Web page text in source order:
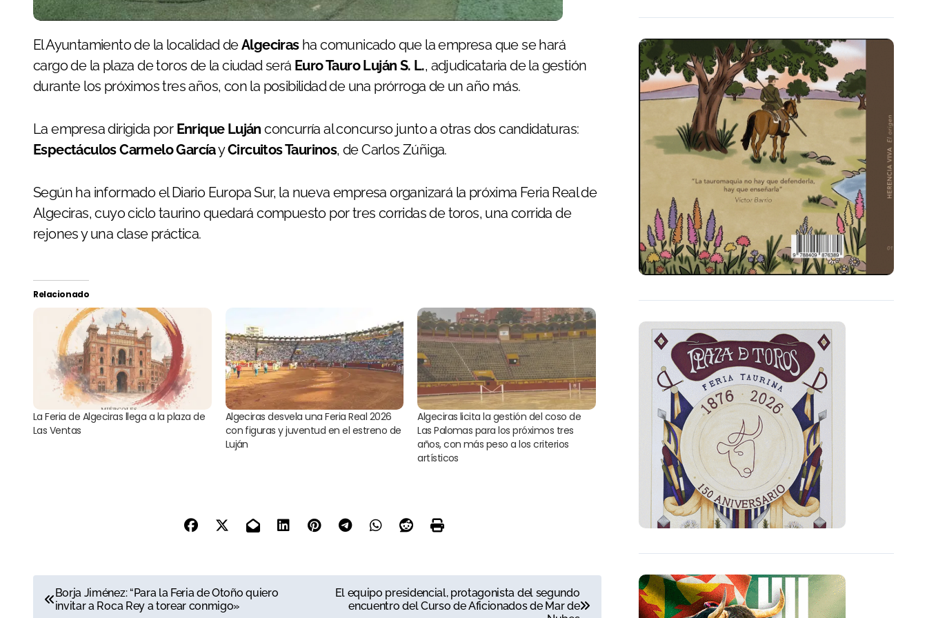
El Ayuntamiento de la localidad deAlgeciras ha comunicado que la empresa que se hará
cargo de la plaza de toros de la ciudad será Euro Tauro Luján S. L., adjudicataria de la gestión
durante los próximos tres años, con la posibilidad de una prórroga de un año más.
La empresa dirigida por Enrique Luján concurría al concurso junto a otras dos candidaturas:
Espectáculos Carmelo GarcíayCircuitos Taurinos, de Carlos Zúñiga.
Según ha informado el Diario Europa Sur, la nueva empresa organizará la próxima Feria Real de
Algeciras, cuyo ciclo taurino quedará compuesto por tres corridas de toros, una corrida de
rejones y una clase práctica.
Relacionado
La Feria de Algeciras llega a la plaza de
Las Ventas
Algeciras desvela una Feria Real 2026
con figuras y juventud en el estreno de
Luján
Algeciras licita la gestión del coso de
Las Palomas para los próximos tres
años, con más peso a los criterios
artísticos
N Borja Jiménez: “Para la Feria de Otoño quiero
invitar a Roca Rey a torear conmigo»
El equipo presidencial, protagonista del segundo
encuentro del Curso de Aficionados de Mar de